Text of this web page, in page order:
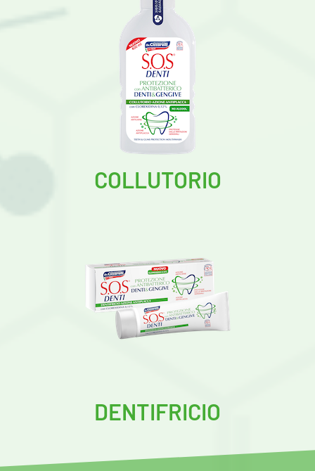
COLLUTORIO
DENTIFRICIO